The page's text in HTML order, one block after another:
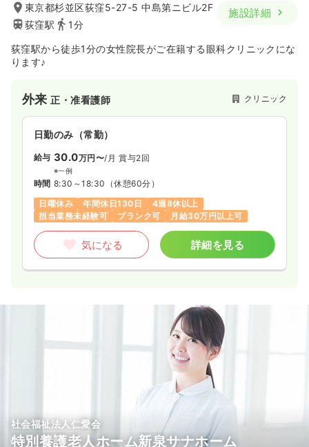
東京都杉並区荻窪5-27-5 中島第ニビル2F
荻窪駅
1分
施設詳細
荻窪駅から徒歩1分の女性院長がご在籍する眼科クリニックにな
ります♪
外来正・准看護師 クリニック
日勤のみ（常勤）
給与 30.0万円〜/月 賞与2回
※一例
時間 8:30～18:30 （休憩60分）
日曜休み
年間休日130日
4週8休以上
担当業務未経験可
ブランク可 月給30万円以上可
気になる 詳細を見る
社会福祉法人仁愛会
特別養護老人ホーム新泉サナホーム